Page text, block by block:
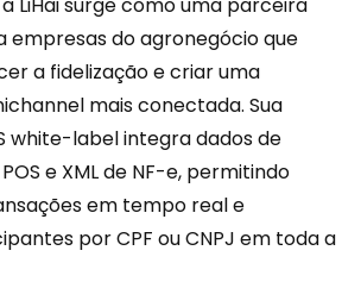
LiHaisurge como uma parceira
do agronegócio que
a fidelização e criar uma
mais conectada. Sua
white-label integra dados de
e XML de NF-e, permitindo
em tempo real e
por CPF ou CNPJ em toda a